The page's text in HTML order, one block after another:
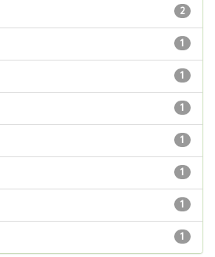
2
1
1
1
1
1
1
1